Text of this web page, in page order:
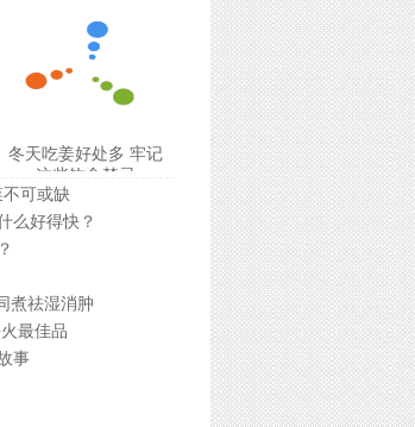
冬天吃姜好处多 牢记
这些饮食禁忌
可或缺
么好得快？
煮祛湿消肿
最佳品
事